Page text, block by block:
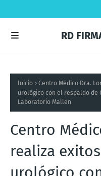
RD
Inicio
Centro Médico Dra.
urológico con el respaldo de
Laboratorio Mallen
Centro
realiza